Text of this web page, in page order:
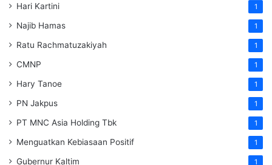
Hari Kartini 1
Najib Hamas 1
Ratu Rachmatuzakiyah 1
CMNP 1
Hary Tanoe 1
PN Jakpus 1
PT MNC Asia Holding Tbk 1
Menguatkan Kebiasaan Positif 1
Gubernur Kaltim 1